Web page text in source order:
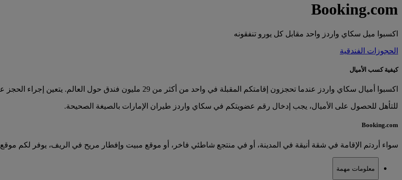
Booking.com
اكسبوا ميل سكاي واردز واحد مقابل كل يورو تنفقونه
الحجوزات الفندقية
كيفية كسب الأميال
اكسبوا أميال سكاي واردز عندما تحجزون إقامتكم المقبلة في واحد من أكثر من 29 مليون فندق حول العالم. يتعين إجراء الحجز عبر emirates.com لكسب أميال سكاي واردز.
للتأهل للحصول على الأميال، يجب إدخال رقم عضويتكم في سكاي واردز طيران الإمارات بالصيغة الصحيحة.
Booking.com
سواء أردتم الإقامة في شقة أنيقة في المدينة، أو في منتجع شاطئي فاخر، أو موقع مبيت وإفطار مريح في الريف، يوفر لكم موقع Booking.com تنوعا مذهلا وخيارات مختلفة، كل ذلك في مكان واحد.
معلومات مهمة